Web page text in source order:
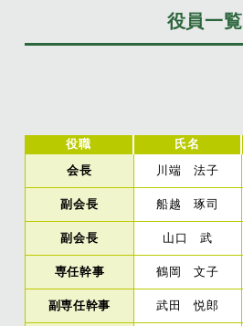
役員一覧
役職 氏名
会長
川端 法子
副会長 船越 琢司
副会長 山口 武
専任幹事 鶴岡 文子
副専任幹事 武田 悦郎